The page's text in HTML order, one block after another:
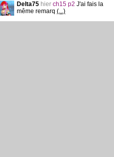
Delta75 hier ch15 p2 J'ai fais la
même remarq (...)